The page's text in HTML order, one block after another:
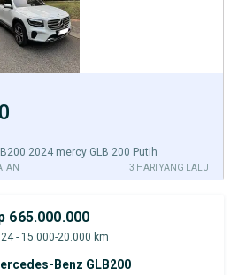
2024 mercy GLB 200 Putih
3 HARI YANG LALU
665.000.000
- 15.000-20.000 km
Benz GLB200